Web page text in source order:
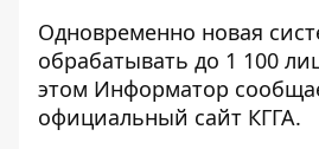
Одновременно новая
обрабатывать до 1 100
этом Информатор
официальный сайт КГГА.